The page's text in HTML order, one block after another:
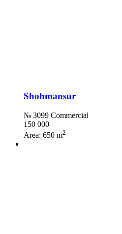
Shohmansur
№ 3099 Commercial
150 000
Area: 650 m2